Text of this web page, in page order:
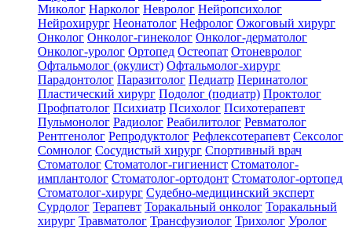
Миколог Нарколог Невролог Нейропсихолог
Нейрохирург Неонатолог Нефролог Ожоговый хирург
Онколог Онколог-гинеколог Онколог-дерматолог
Онколог-уролог Ортопед Остеопат Отоневролог
Офтальмолог (окулист) Офтальмолог-хирург
Парадонтолог Паразитолог Педиатр Перинатолог
Пластический хирург Подолог (подиатр) Проктолог
Профпатолог Психиатр Психолог Психотерапевт
Пульмонолог Радиолог Реабилитолог Ревматолог
Рентгенолог Репродуктолог Рефлексотерапевт Сексолог
Сомнолог Сосудистый хирург Спортивный врач
Стоматолог Стоматолог-гигиенист Стоматолог-
имплантолог Стоматолог-ортодонт Стоматолог-ортопед
Стоматолог-хирург Судебно-медицинский эксперт
Сурдолог Терапевт Торакальный онколог Торакальный
хирург Травматолог Трансфузиолог Трихолог Уролог